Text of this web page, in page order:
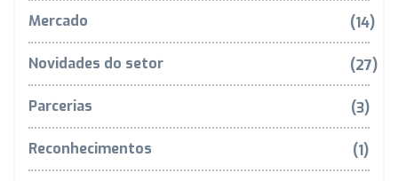
Mercado (14)
Novidades do setor (27)
Parcerias (3)
Reconhecimentos (1)